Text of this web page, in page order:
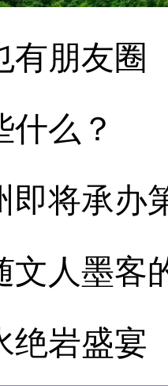
有朋友圈
什么？
即将承办
文人墨客
绝岩盛宴